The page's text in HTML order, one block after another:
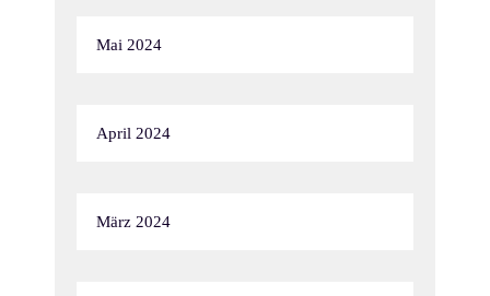
Mai 2024
April 2024
März 2024